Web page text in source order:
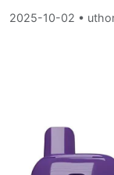
2025-10-02 •